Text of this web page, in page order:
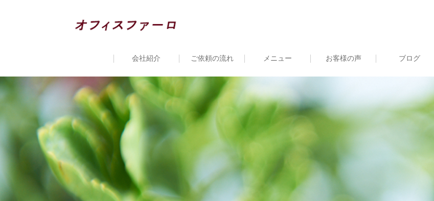
会社紹介 ご依頼の流れ メニュー お客様の声 ブログ